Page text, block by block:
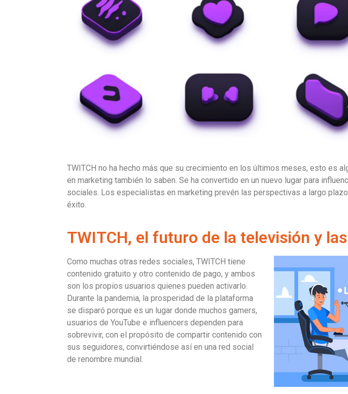
TWITCH no ha hecho más que su crecimiento en los últimos meses, esto es
en marketing también lo saben. Se ha convertido en un nuevo lugar para
sociales. Los especialistas en marketing prevén las perspectivas a largo
éxito.
TWITCH, el futuro de la televisión y
Como muchas otras redes sociales, TWITCH tiene
contenido gratuito y otro contenido de pago, y ambos
son los propios usuarios quienes pueden activarlo.
Durante la pandemia, la prosperidad de la plataforma
se disparó porque es un lugar donde muchos gamers,
usuarios de YouTube e influencers dependen para
sobrevivir, con el propósito de compartir contenido con
sus seguidores, convirtiéndose así en una red social
de renombre mundial.